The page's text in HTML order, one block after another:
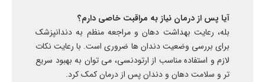
آیا پس از درمان نیاز به مراقبت خاصی دارم؟
بله، رعایت بهداشت دهان و مراجعه منظم به دندانپزشک
برای بررسی وضعیت دندان ها ضروری است. با رعایت نکات
لازم و استفاده مناسب از ارتودنسی، می توان به بهبود سریع
تر و سلامت دهان و دندان پس از درمان کمک کرد.